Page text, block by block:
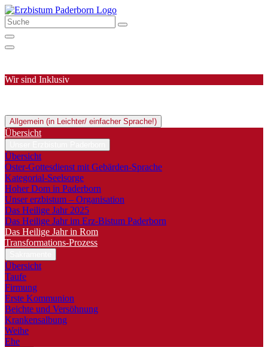
Wir sind Inklusiv
Allgemein (in Leichter/ einfacher Sprache!)
Übersicht
Übersicht
Oster-Gottesdienst mit Gebärden-Sprache
Kategorial-Seelsorge
Hoher Dom in Paderborn
Unser erzbistum – Organisation
Das Heilige Jahr 2025
Das Heilige Jahr im Erz-Bistum Paderborn
Das Heilige Jahr in Rom
Transformations-Prozess
Übersicht
Taufe
Firmung
Erste Kommunion
Beichte und Versöhnung
Krankensalbung
Weihe
Ehe